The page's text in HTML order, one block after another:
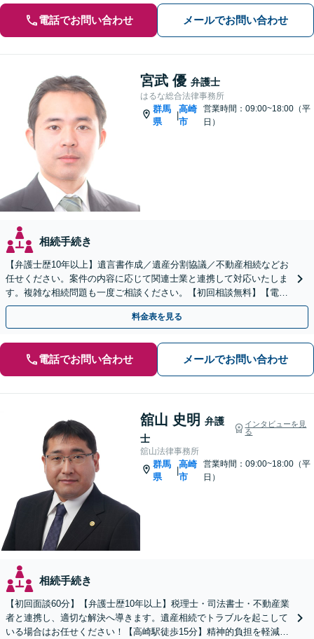
電話でお問い合わせ メールでお問い合わせ
宮武 優 弁護士
はるな総合法律事務所
群馬
県
|
高崎
市
営業時間：09:00~18:00（平
日）
相続手続き
【弁護士歴10年以上】遺言書作成／遺産分割協議／不動産相続などお
任せください。案件の内容に応じて関連士業と連携して対応いたしま
す。複雑な相続問題も一度ご相談ください。【初回相談無料】【電話
相談可】
料金表を見る
電話でお問い合わせ メールでお問い合わせ
舘山 史明 弁護
士
インタビューを見
る
舘山法律事務所
群馬
県
|
高崎
市
営業時間：09:00~18:00（平
日）
相続手続き
【初回面談60分】【弁護士歴10年以上】税理士・司法書士・不動産業
者と連携し、適切な解決へ導きます。遺産相続でトラブルを起こして
いる場合はお任せください！【高崎駅徒歩15分】精神的負担を軽減す